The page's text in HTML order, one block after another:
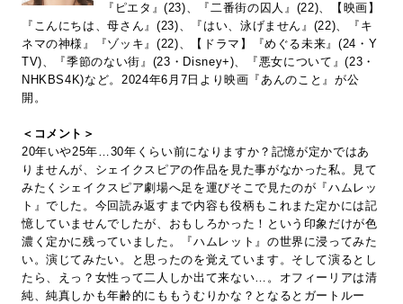
『ピエタ』(23)、『二番街の囚人』(22)、【映画】
『こんにちは、母さん』(23)、『はい、泳げません』(22)、『キ
ネマの神様』『ゾッキ』(22)、【ドラマ】『めぐる未来』(24・Y
TV)、『季節のない街』(23・Disney+)、『悪女について』(23・
NHKBS4K)など。2024年6月7日より映画『あんのこと』が公
開。
＜コメント＞
20年いや25年…30年くらい前になりますか？記憶が定かではあ
りませんが、シェイクスピアの作品を見た事がなかった私。見て
みたくシェイクスピア劇場へ足を運びそこで見たのが『ハムレッ
ト』でした。今回読み返すまで内容も役柄もこれまた定かには記
憶していませんでしたが、おもしろかった！という印象だけが色
濃く定かに残っていました。『ハムレット』の世界に浸ってみた
い。演じてみたい。と思ったのを覚えています。そして演るとし
たら、えっ？女性って二人しか出て来ない…。オフィーリアは清
純、純真しかも年齢的にももうむりかな？となるとガートルー